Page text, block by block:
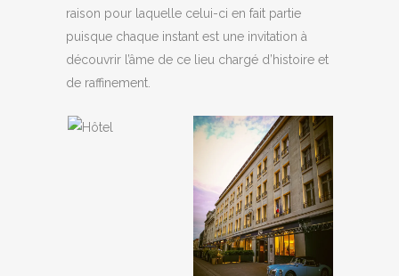
raison pour laquelle celui-ci en fait partie
puisque chaque instant est une invitation à
découvrir l’âme de ce lieu chargé d’histoire et
de raffinement.